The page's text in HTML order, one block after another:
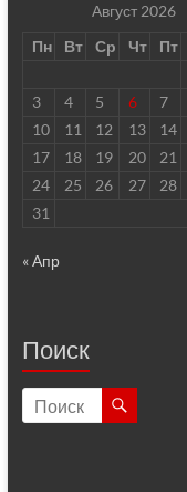
Август 2026
Пн
Вт Ср Чт Пт
3
4 5 6 7
10
11 12 13 14
17
18 19 20 21
24
25 26 27 28
31
« Апр
Поиск